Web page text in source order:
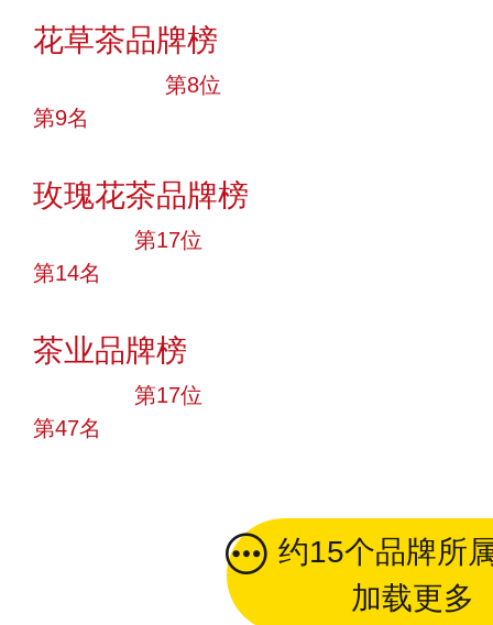
花草茶品牌榜
第8位
第9名
玫瑰花茶品牌榜
第17位
第14名
茶业品牌榜
第17位
第47名
约15个品牌所
加载更多